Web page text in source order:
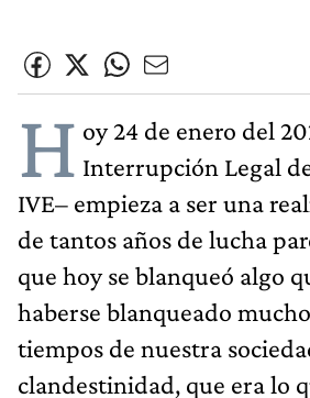
H oy 24 de enero del
Interrupción Legal
IVE– empieza a ser una
de tantos años de lucha
que hoy se blanqueó algo
haberse blanqueado
tiempos de nuestra
clandestinidad, que era lo